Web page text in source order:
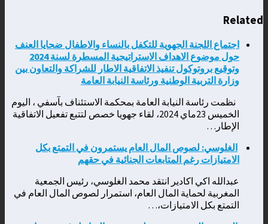
Related
اجتماع اللجنة الجهوية للتكفل بالنساء والاطفال ضحايا العنف
حول موضوع الاهداف الاستراتيجية المسطرة لسنة 2024
وتوقيع بروتوكول تنفيذ الاتفاقية الاطار للشراكة والتعاون بين
وزارة التربية الوطنية ورئاسة النيابة العامة
نظمت رئاسة النيابة العامة بمحكمة الاستئناف بآسفي ، اليوم
الخميس 23ماي 2024، لقاء جهويا خصص لتتبع تفعيل الاتفاقية
الإطار…
الغلوسي: لصوص المال العام يستمرون في التمتع بكل
الامتيازات رغم المتابعات الجنائية في حقهم
عبدالله اكي اكادير انتقد محمد الغلوسي، رئيس الجمعية
المغربية لحماية المال العام، استمرار لصوص المال العام في
التمتع بكل الامتيازات،…